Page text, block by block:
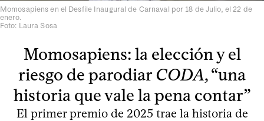
Momosapiens en el Desfile Inaugural de Carnaval por 18 de Julio, el 22 de
enero.
Foto: Laura Sosa
Momosapiens: la elección y el
riesgo de parodiar CODA, “una
historia que vale la pena contar”
El primer premio de 2025 trae la historia de